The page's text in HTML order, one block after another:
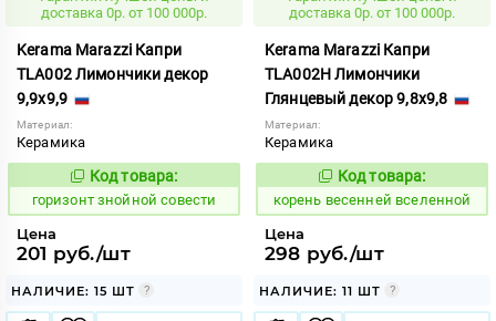
доставка 0р. от 100 000р.
Kerama Marazzi Капри
TLA002 Лимончики декор
9,9x9,9
Материал:
Керамика
300898
Код товара:
горизонт знойной совести
Цена
201 руб./шт
НАЛИЧИЕ: 15 ШТ
доставка 0р. от 100 000р.
Kerama Marazzi Капри
TLA002H Лимончики
Глянцевый декор 9,8x9,8
Материал:
Керамика
782513
Код товара:
корень весенней вселенной
Цена
298 руб./шт
НАЛИЧИЕ: 11 ШТ